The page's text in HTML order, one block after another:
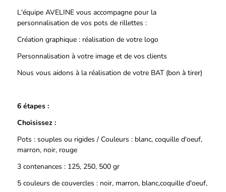
L'équipe AVELINE vous accompagne pour la
personnalisation de vos pots de rillettes :
Création graphique : réalisation de votre logo
Personnalisation à votre image et de vos clients
Nous vous aidons à la réalisation de votre BAT (bon à tirer)
6 étapes :
Choisissez :
Pots : souples ou rigides / Couleurs : blanc, coquille d'oeuf,
marron, noir, rouge
3 contenances : 125, 250, 500 gr
5 couleurs de couvercles : noir, marron, blanc,coquille d'oeuf,